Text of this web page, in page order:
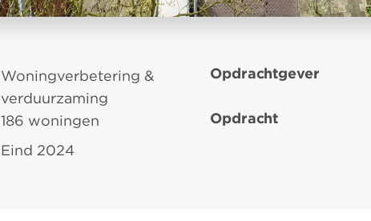
Woningverbetering &
verduurzaming
Opdrachtgever
186 woningen Opdracht
Eind 2024